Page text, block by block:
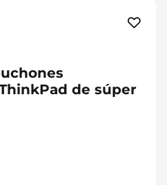
de súper